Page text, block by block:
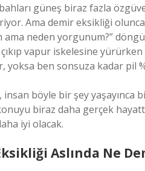
güneş biraz fazla
Ama demir eksikliği
neden yorgunum?”
vapur iskelesine
yoksa ben sonsuza kadar pil
insan böyle bir şey yaşayınca
biraz daha gerçek
iyi olacak.
Aslında Ne